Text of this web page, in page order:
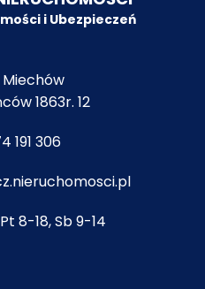
i Ubezpieczeń
1863r. 12
191 306
8-18, Sb 9-14